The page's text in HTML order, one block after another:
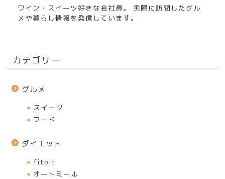
ワイン・スイーツ好きな会社員。 実際に訪問したグル
メや暮らし情報を発信しています。
カテゴリー
グルメ
スイーツ
フード
ダイエット
fitbit
オートミール